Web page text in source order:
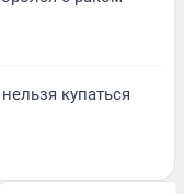
купаться